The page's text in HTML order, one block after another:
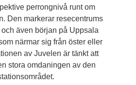
perrongnivå runt om
Den markerar resecentrums
även början på Uppsala
närmar sig från öster eller
av Juvelen är tänkt att
stora omdaningen av den